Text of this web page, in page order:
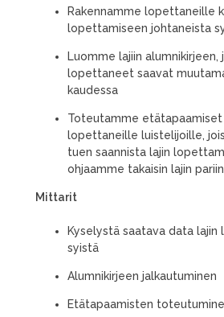
Rakennamme lopettaneille
lopettamiseen johtaneista
Luomme lajiin alumnikirjeen,
lopettaneet saavat
kaudessa
Toteutamme etätapaamiset
lopettaneille luistelijoille,
tuen saannista lajin
ohjaamme takaisin lajin pariin
Mittarit
Kyselystä saatava data lajin
syistä
Alumnikirjeen jalkautuminen
Etätapaamisten